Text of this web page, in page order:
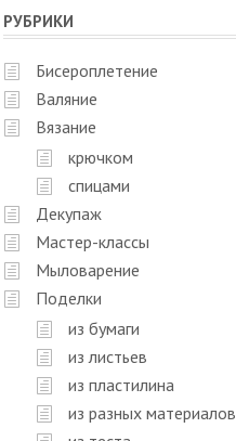
РУБРИКИ
Бисероплетение
Валяние
Вязание
крючком
спицами
Декупаж
Мастер-классы
Мыловарение
Поделки
из бумаги
из листьев
из пластилина
из разных материалов